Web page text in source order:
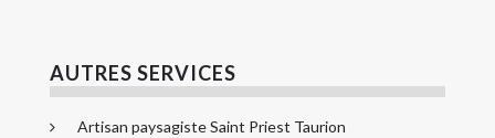
AUTRES SERVICES
Artisan paysagiste Saint Priest Taurion